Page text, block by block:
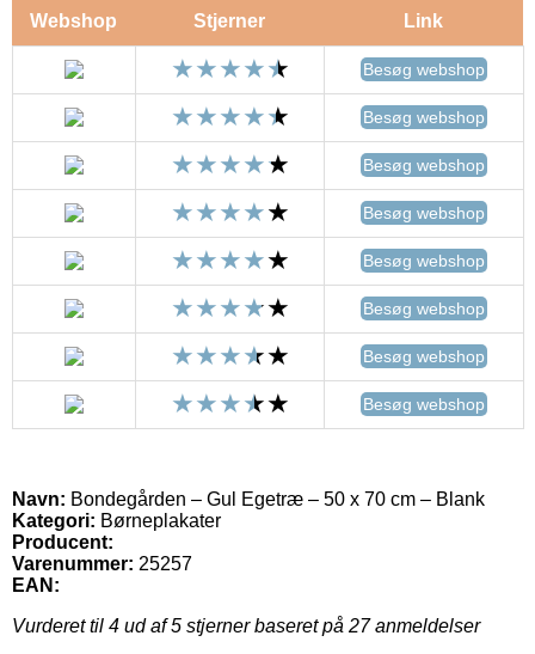
Webshop Stjerner Link
Besøg webshop
Besøg webshop
Besøg webshop
Besøg webshop
Besøg webshop
Besøg webshop
Besøg webshop
Besøg webshop
Navn: Bondegården – Gul Egetræ – 50 x 70 cm – Blank
Kategori: Børneplakater
Producent:
Varenummer: 25257
EAN:
Vurderet til 4 ud af 5 stjerner baseret på 27anmeldelser